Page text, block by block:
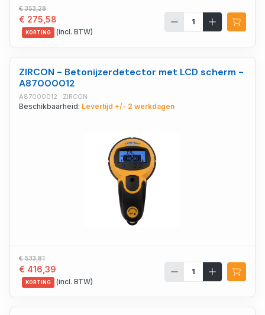
€ 353,28
€ 275,58
KORTING (incl. BTW)
ZIRCON - Betonijzerdetector met LCD scherm -
A87000012
A87000012 · ZIRCON
Beschikbaarheid: Levertijd +/- 2 werkdagen
€ 533,81
€ 416,39
KORTING (incl. BTW)